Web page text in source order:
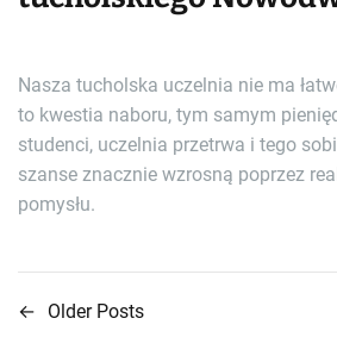
Nasza tucholska uczelnia nie ma
to kwestia naboru, tym samym
studenci, uczelnia przetrwa i tego
szanse znacznie wzrosną poprzez
pomysłu.
N
← Older Posts